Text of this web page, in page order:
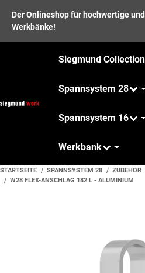
Der Onlineshop für hochwertige
Werkbänke!
Siegmund Collection
Spannsystem 28
Spannsystem 16
Werkbank
STARTSEITE SPANNSYSTEM 28 ZUBEHÖR
W28 FLEX-ANSCHLAG 182 L - ALUMINIUM